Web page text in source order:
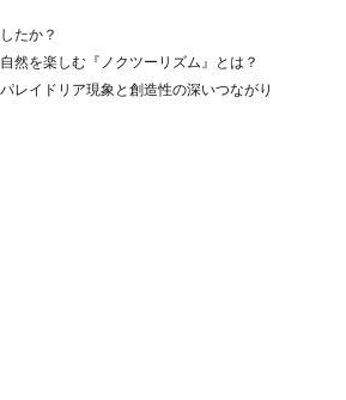
たか？
然を楽しむ『ノクツーリズム』とは？
レイドリア現象と創造性の深いつながり